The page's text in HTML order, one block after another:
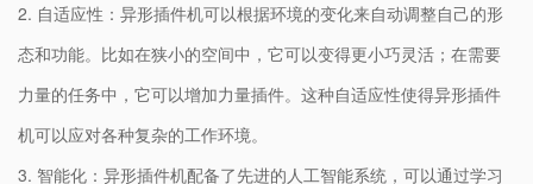
2. 自适应性：异形插件机可以根据环境的变化来自动调整自己的形
态和功能。比如在狭小的空间中，它可以变得更小巧灵活；在需要
力量的任务中，它可以增加力量插件。这种自适应性使得异形插件
机可以应对各种复杂的工作环境。
3. 智能化：异形插件机配备了先进的人工智能系统，可以通过学习